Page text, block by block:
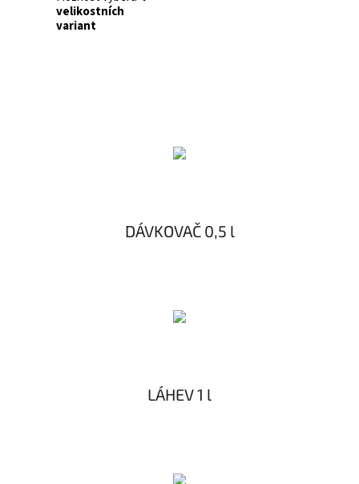
velikostních
variant
DÁVKOVAČ 0,5 l
LÁHEV 1 l